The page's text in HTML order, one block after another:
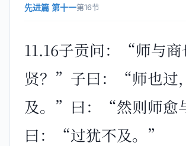
先进篇 第十一第16节
11.16子贡问：“师与商
贤？”子曰：“师也过
及。”曰：“然则师愈
曰：“过犹不及。”